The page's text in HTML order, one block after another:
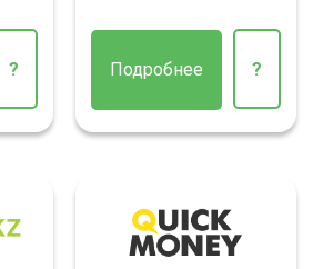
? Подробнее ?